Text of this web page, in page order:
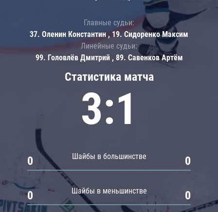
Статистика матча
3:1
Шайбы в большинстве
0 0
Шайбы в меньшинстве
0 0
Главные судьи:
37. Оленин Константин , 19. Сидоренко Максим
Линейные судьи:
99. Головлёв Дмитрий , 89. Савенков Артём